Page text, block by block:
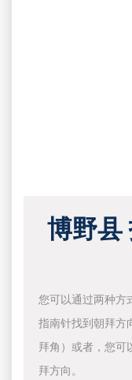
博野县
您可以通过两种方
指南针找到朝拜方
拜角）或者，您可
拜方向。